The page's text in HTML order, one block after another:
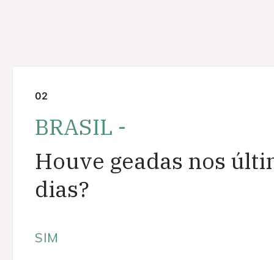
02
BRASIL -
Houve geadas nos
dias?
SIM